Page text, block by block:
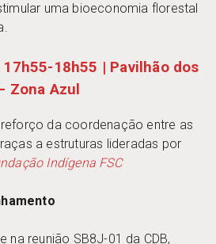
uma bioeconomia florestal
18h55 | Pavilhão dos
Zona Azul
da coordenação entre as
a estruturas lideradas por
Indígena FSC
na reunião SB8J-01 da CDB,